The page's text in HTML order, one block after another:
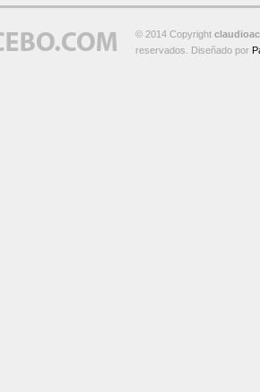
© 2014 Copyright
reservados. Diseñado por